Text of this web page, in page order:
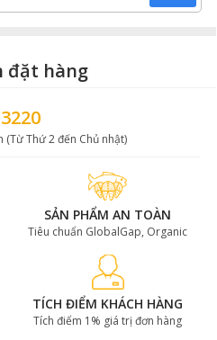
lươn Nhật
rất linh hoạt và có thể làm
ăn khác nhau:
lươn Nhật lên lươn trước
ướp khoảng 30 phút để
đặt hàng
(Từ Thứ 2 đến Chủ nhật)
SẢN PHẨM AN TOÀN
Tiêu chuẩn GlobalGap, Organic
TÍCH ĐIỂM KHÁCH HÀNG
Tích điểm 1% giá trị đơn hàng